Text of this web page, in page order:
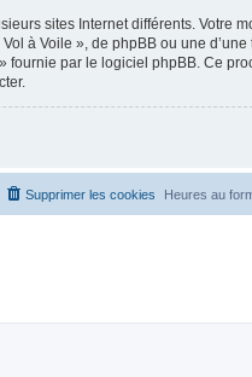
sites Internet différents. Votre
à Voile », de phpBB ou une d’une
fournie par le logiciel phpBB. Ce
Heures au
Supprimer les cookies